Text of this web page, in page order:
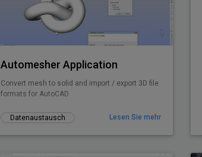
Automesher Application
Convert mesh to solid and import / export 3D file
formats for AutoCAD
Datenaustausch Lesen Sie mehr